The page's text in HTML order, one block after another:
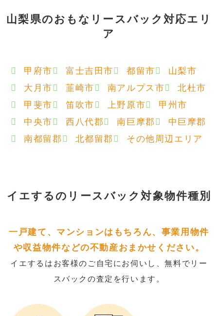
山梨県のおもなリースバック対応エリ
ア
甲府市 富士吉田市 都留市
山梨市
大月市
韮崎市 南アルプス市
北杜市
甲斐市
笛吹市 上野原市
甲州市
中央市
西八代郡 南巨摩郡
中巨摩郡
南都留郡
北都留郡 その他周辺エリア
イエするの リースバック対象物件種別
一戸建て、マンションはもちろん、事業用物件
や収益物件などの不動産おまかせください。
イエするはお客様のご自宅にお伺いし、無料でリー
スバックの査定を行います。